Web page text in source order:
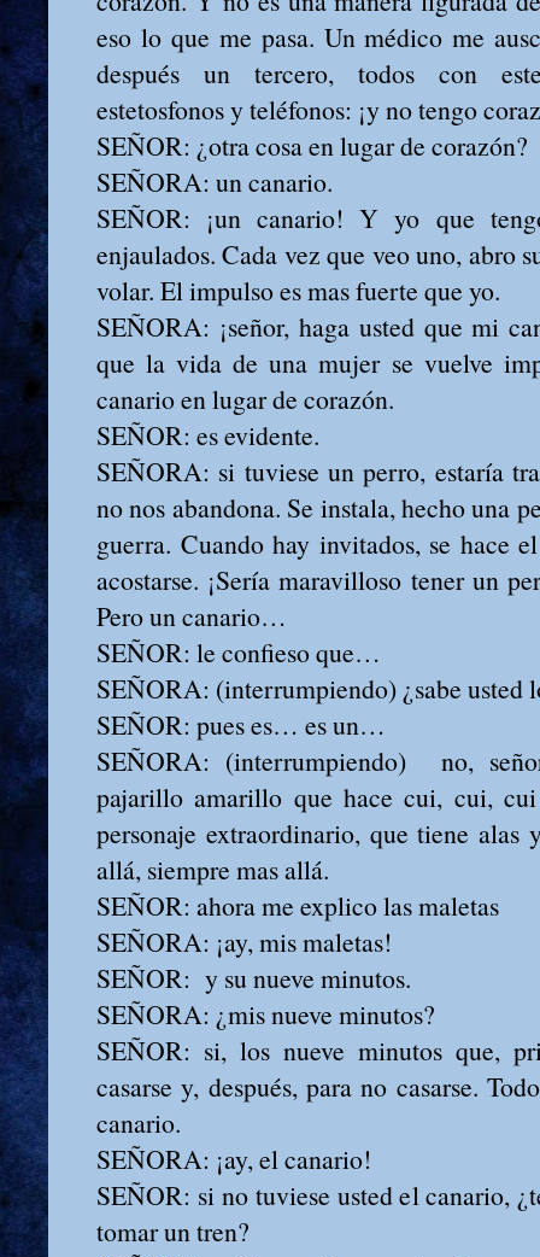
eso lo que me pasa. Un médico me
después un tercero, todos con
estetosfonos y teléfonos: ¡y no tengo
SEÑOR: ¿otra cosa en lugar de corazón?
SEÑORA: un canario.
SEÑOR: ¡un canario! Y yo que
enjaulados. Cada vez que veo uno, abro
volar. El impulso es mas fuerte que yo.
SEÑORA: ¡señor, haga usted que mi
que la vida de una mujer se vuelve
canario en lugar de corazón.
SEÑOR: es evidente.
SEÑORA: si tuviese un perro, estaría
no nos abandona. Se instala, hecho una
guerra. Cuando hay invitados, se hace
acostarse. ¡Sería maravilloso tener un
Pero un canario…
SEÑOR: le confieso que…
SEÑORA: (interrumpiendo) ¿sabe usted
SEÑOR: pues es… es un…
SEÑORA: (interrumpiendo) no,
pajarillo amarillo que hace cui, cui,
personaje extraordinario, que tiene
allá, siempre mas allá.
SEÑOR: ahora me explico las maletas
SEÑORA: ¡ay, mis maletas!
SEÑOR: y su nueve minutos.
SEÑORA: ¿mis nueve minutos?
SEÑOR: si, los nueve minutos que,
casarse y, después, para no casarse.
canario.
SEÑORA: ¡ay, el canario!
SEÑOR: si no tuviese usted el canario,
tomar un tren?